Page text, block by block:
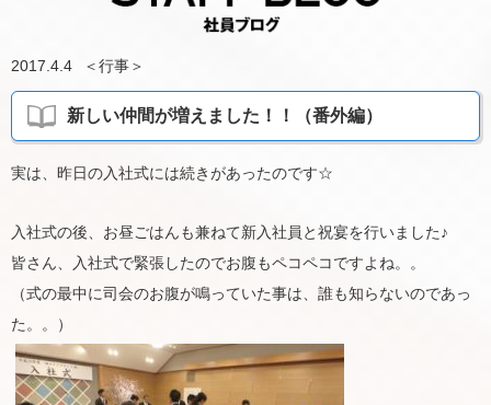
2017.4.4 ＜行事＞
新しい仲間が増えました！！（番外編）
実は、昨日の入社式には続きがあったのです☆
入社式の後、お昼ごはんも兼ねて新入社員と祝宴を行いました♪
皆さん、入社式で緊張したのでお腹もペコペコですよね。。
（式の最中に司会のお腹が鳴っていた事は、誰も知らないのであっ
た。。）